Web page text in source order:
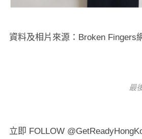
資料及相片來源：Broken Fingers
最
立即 FOLLOW